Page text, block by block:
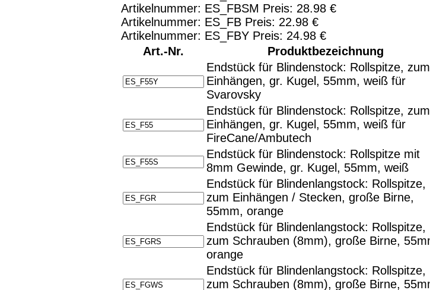
Artikelnummer: ES_FBSM Preis: 28.98 €
Artikelnummer: ES_FB Preis: 22.98 €
Artikelnummer: ES_FBY Preis: 24.98 €
Art.-Nr.
Produktbezeichnung
Endstück für Blindenstock: Rollspitze, zum
Einhängen, gr. Kugel, 55mm, weiß für
Svarovsky
Endstück für Blindenstock: Rollspitze, zum
Einhängen, gr. Kugel, 55mm, weiß für
FireCane/Ambutech
Endstück für Blindenstock: Rollspitze mit
8mm Gewinde, gr. Kugel, 55mm, weiß
Endstück für Blindenlangstock: Rollspitze,
zum Einhängen / Stecken, große Birne,
55mm, orange
Endstück für Blindenlangstock: Rollspitze,
zum Schrauben (8mm), große Birne,
orange
Endstück für Blindenlangstock: Rollspitze,
zum Schrauben (8mm), große Birne,
X
Diese Website nutzt Cookies, um bestmögliche Funktionalität bieten zu können.
This website uses cookies to provide the best possible functionality.